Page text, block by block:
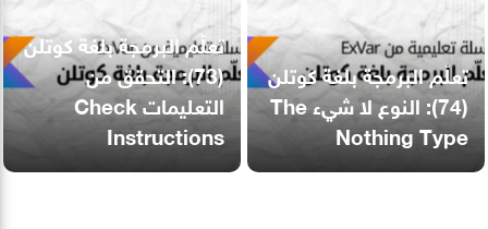
تعلّم البرمجة بلغة كوتلن
(74): النوع لا شيء The
Nothing Type
تعلّم البرمجة بلغة كوتلن
(73): التحقق من
التعليمات Check
Instructions